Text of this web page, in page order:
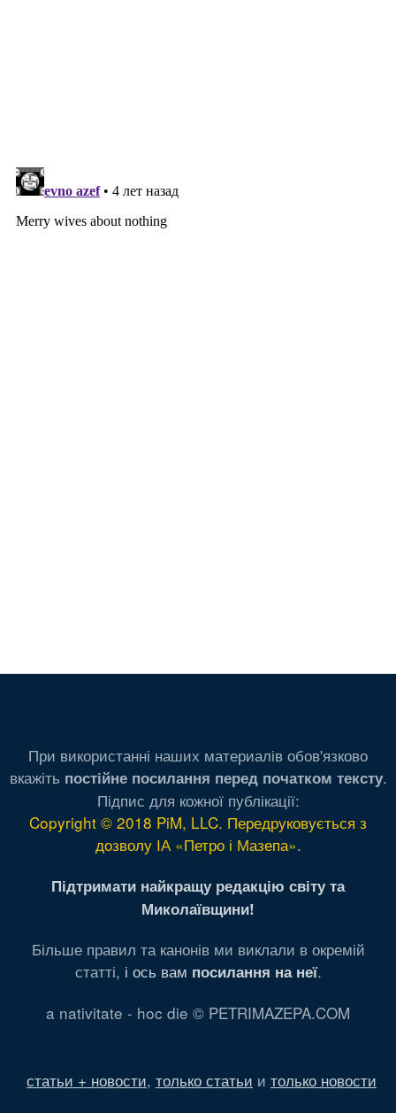
При використанні наших материалів обов'язково
вкажіть постійне посилання перед початком тексту.
Підпис для кожної публікації:
Copyright © 2018 PiM, LLC. Передруковується з
дозволу ІА «Петро і Мазепа».
Підтримати найкращу редакцію світу та
Миколаївщини!
Більше правил та канонів ми виклали в окремій
статті, і ось вам посилання на неї.
a nativitate - hoc die © PETRIMAZEPA.COM
статьи + новости, только статьи и только новости